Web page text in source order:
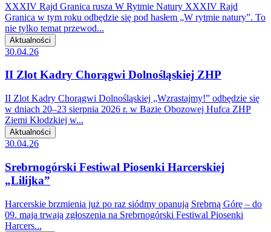
XXXIV Rajd Granica rusza W Rytmie Natury XXXIV Rajd
Granica w tym roku odbędzie się pod hasłem „W rytmie natury”. To
nie tylko temat przewod...
Aktualności
30.04.26
II Zlot Kadry Chorągwi Dolnośląskiej ZHP
II Zlot Kadry Chorągwi Dolnośląskiej „Wzrastajmy!” odbędzie się
w dniach 20–23 sierpnia 2026 r. w Bazie Obozowej Hufca ZHP
Ziemi Kłodzkiej w...
Aktualności
30.04.26
Srebrnogórski Festiwal Piosenki Harcerskiej
„Lilijka”
Harcerskie brzmienia już po raz siódmy opanują Srebrną Górę – do
09. maja trwają zgłoszenia na Srebrnogórski Festiwal Piosenki
Harcers...